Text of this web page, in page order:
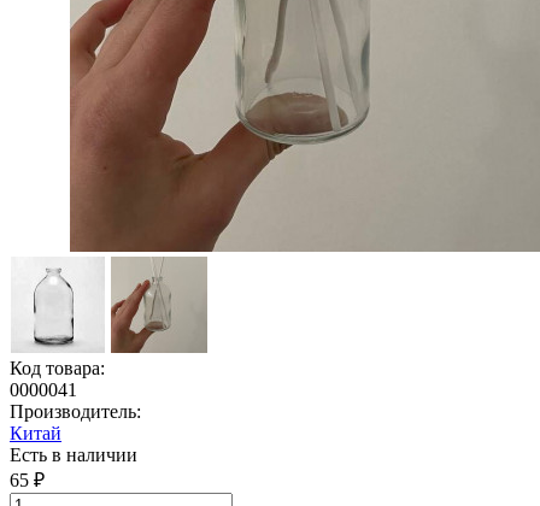
Код товара:
0000041
Производитель:
Китай
Есть в наличии
65 ₽